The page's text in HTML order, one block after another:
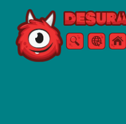
Free Online Games
ZoekenMenu